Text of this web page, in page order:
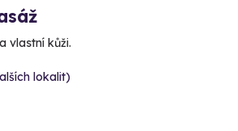
vlastní kůži.
lokalit)